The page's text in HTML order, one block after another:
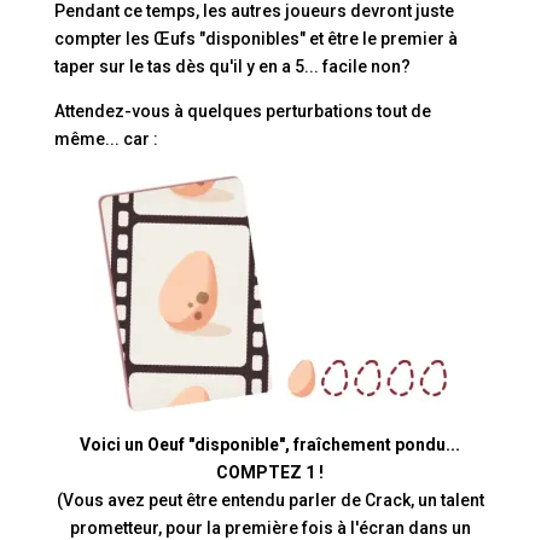
Pendant ce temps, les autres joueurs devront juste
compter les Œufs "disponibles" et être le premier à
taper sur le tas dès qu'il y en a 5... facile non?
Attendez-vous à quelques perturbations tout de
même... car :
Voici un Oeuf "disponible", fraîchement pondu...
COMPTEZ 1 !
(Vous avez peut être entendu parler de Crack, un talent
prometteur, pour la première fois à l'écran dans un